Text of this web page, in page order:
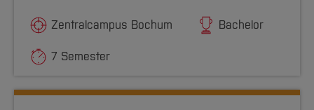
Zentralcampus Bochum Bachelor
7 Semester